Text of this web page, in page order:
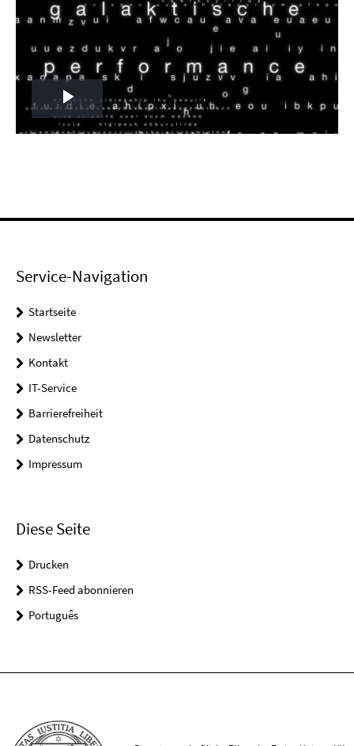
Play
Service-Navigation
Startseite
Newsletter
Kontakt
IT-Service
Barrierefreiheit
Datenschutz
Impressum
Diese Seite
Drucken
RSS-Feed abonnieren
Português